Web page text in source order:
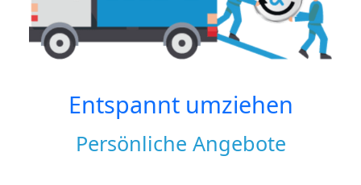
Entspannt umziehen
Persönliche Angebote